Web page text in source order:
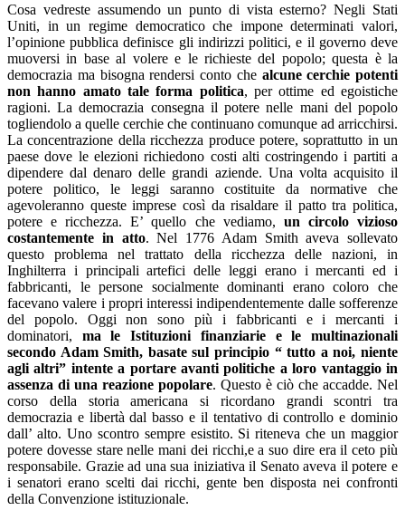
Cosa vedreste assumendo un punto di vista esterno? Negli Stati
Uniti, in un regime democratico che impone determinati valori,
l’opinione pubblica definisce gli indirizzi politici, e il governo deve
muoversi in base al volere e le richieste del popolo; questa è la
democrazia ma bisogna rendersi conto che alcune cerchie potenti
non hanno amato tale forma politica, per ottime ed egoistiche
ragioni. La democrazia consegna il potere nelle mani del popolo
togliendolo a quelle cerchie che continuano comunque ad arricchirsi.
La concentrazione della ricchezza produce potere, soprattutto in un
paese dove le elezioni richiedono costi alti costringendo i partiti a
dipendere dal denaro delle grandi aziende. Una volta acquisito il
potere politico, le leggi saranno costituite da normative che
agevoleranno queste imprese così da risaldare il patto tra politica,
potere e ricchezza. E’ quello che vediamo, un circolo vizioso
costantemente in atto. Nel 1776 Adam Smith aveva sollevato
questo problema nel trattato della ricchezza delle nazioni, in
Inghilterra i principali artefici delle leggi erano i mercanti ed i
fabbricanti, le persone socialmente dominanti erano coloro che
facevano valere i propri interessi indipendentemente dalle sofferenze
del popolo. Oggi non sono più i fabbricanti e i mercanti i
dominatori, ma le Istituzioni finanziarie e le multinazionali
secondo Adam Smith, basate sul principio “ tutto a noi, niente
agli altri” intente a portare avanti politiche a loro vantaggio in
assenza di una reazione popolare. Questo è ciò che accadde. Nel
corso della storia americana si ricordano grandi scontri tra
democrazia e libertà dal basso e il tentativo di controllo e dominio
dall’ alto. Uno scontro sempre esistito. Si riteneva che un maggior
potere dovesse stare nelle mani dei ricchi,e a suo dire era il ceto più
responsabile. Grazie ad una sua iniziativa il Senato aveva il potere e
i senatori erano scelti dai ricchi, gente ben disposta nei confronti
della Convenzione istituzionale.